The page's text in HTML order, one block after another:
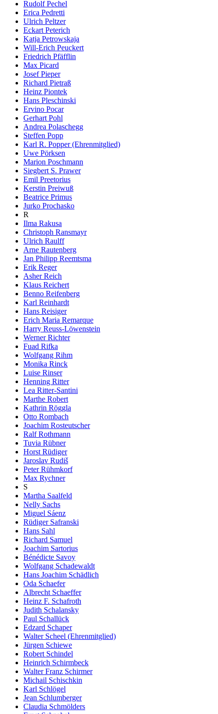
Rudolf Pechel
Erica Pedretti
Ulrich Peltzer
Eckart Peterich
Katja Petrowskaja
Will-Erich Peuckert
Friedrich Pfäfflin
Max Picard
Josef Pieper
Richard Pietraß
Heinz Piontek
Hans Pleschinski
Ervino Pocar
Gerhart Pohl
Andrea Polaschegg
Steffen Popp
Karl R. Popper (Ehrenmitglied)
Uwe Pörksen
Marion Poschmann
Siegbert S. Prawer
Emil Preetorius
Kerstin Preiwuß
Beatrice Primus
Jurko Prochasko
R
Ilma Rakusa
Christoph Ransmayr
Ulrich Raulff
Arne Rautenberg
Jan Philipp Reemtsma
Erik Reger
Asher Reich
Klaus Reichert
Benno Reifenberg
Karl Reinhardt
Hans Reisiger
Erich Maria Remarque
Harry Reuss-Löwenstein
Werner Richter
Fuad Rifka
Wolfgang Rihm
Monika Rinck
Luise Rinser
Henning Ritter
Lea Ritter-Santini
Marthe Robert
Kathrin Röggla
Otto Rombach
Joachim Rosteutscher
Ralf Rothmann
Tuvia Rübner
Horst Rüdiger
Jaroslav Rudiš
Peter Rühmkorf
Max Rychner
S
Martha Saalfeld
Nelly Sachs
Miguel Sáenz
Rüdiger Safranski
Hans Sahl
Richard Samuel
Joachim Sartorius
Bénédicte Savoy
Wolfgang Schadewaldt
Hans Joachim Schädlich
Oda Schaefer
Albrecht Schaeffer
Heinz F. Schafroth
Judith Schalansky
Paul Schallück
Edzard Schaper
Walter Scheel (Ehrenmitglied)
Jürgen Schiewe
Robert Schindel
Heinrich Schirmbeck
Walter Franz Schirmer
Michail Schischkin
Karl Schlögel
Jean Schlumberger
Claudia Schmölders